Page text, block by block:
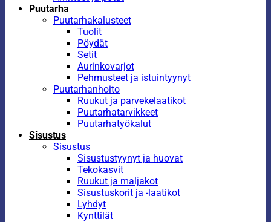
Puutarha
Puutarhakalusteet
Tuolit
Pöydät
Setit
Aurinkovarjot
Pehmusteet ja istuintyynyt
Puutarhanhoito
Ruukut ja parvekelaatikot
Puutarhatarvikkeet
Puutarhatyökalut
Sisustus
Sisustus
Sisustustyynyt ja huovat
Tekokasvit
Ruukut ja maljakot
Sisustuskorit ja -laatikot
Lyhdyt
Kynttilät